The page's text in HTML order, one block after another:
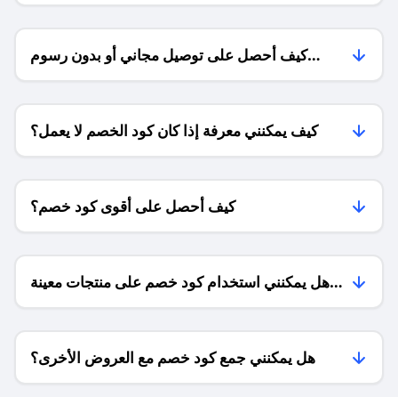
كيف أحصل على توصيل مجاني أو بدون رسوم
الشحن ؟
كيف يمكنني معرفة إذا كان كود الخصم لا يعمل؟
كيف أحصل على أقوى كود خصم؟
هل يمكنني استخدام كود خصم على منتجات معينة
فقط؟
هل يمكنني جمع كود خصم مع العروض الأخرى؟